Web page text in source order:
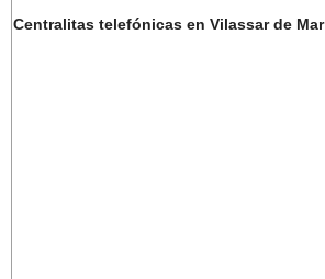
Centralitas telefónicas en Vilassar de Mar